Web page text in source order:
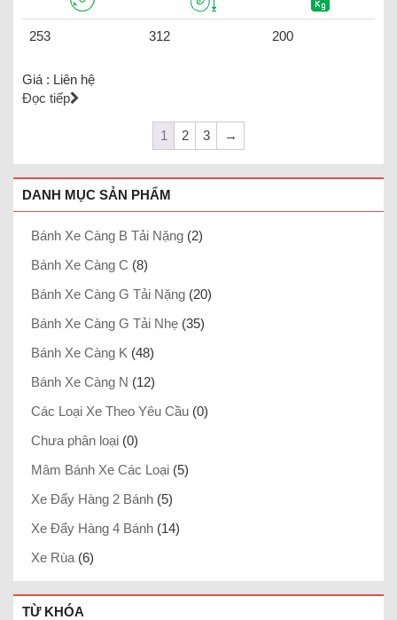
253 312 200
Giá : Liên hệ
Đọc tiếp
1 2 3 →
DANH MỤC SẢN PHẨM
Bánh Xe Càng B Tải Nặng (2)
Bánh Xe Càng C (8)
Bánh Xe Càng G Tải Nặng (20)
Bánh Xe Càng G Tải Nhẹ (35)
Bánh Xe Càng K (48)
Bánh Xe Càng N (12)
Các Loại Xe Theo Yêu Cầu (0)
Chưa phân loại (0)
Mâm Bánh Xe Các Loại (5)
Xe Đẩy Hàng 2 Bánh (5)
Xe Đẩy Hàng 4 Bánh (14)
Xe Rùa (6)
TỪ KHÓA